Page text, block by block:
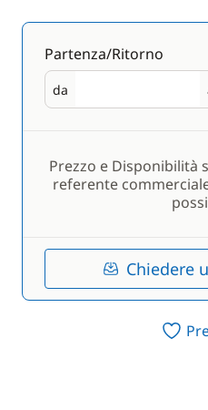
Partenza/Ritorno
da
Partenza
Prezzo e Disponibilità
referente
Chiedere